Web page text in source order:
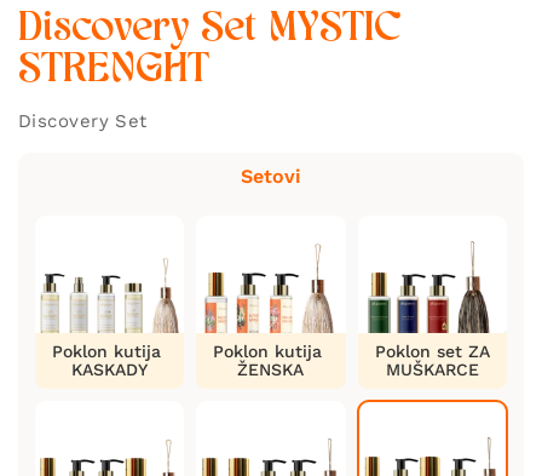
Discovery Set MYSTIC
STRENGHT
Discovery Set
Setovi
Poklon kutija
KASKADY
Poklon kutija
ŽENSKA
Poklon set ZA
MUŠKARCE